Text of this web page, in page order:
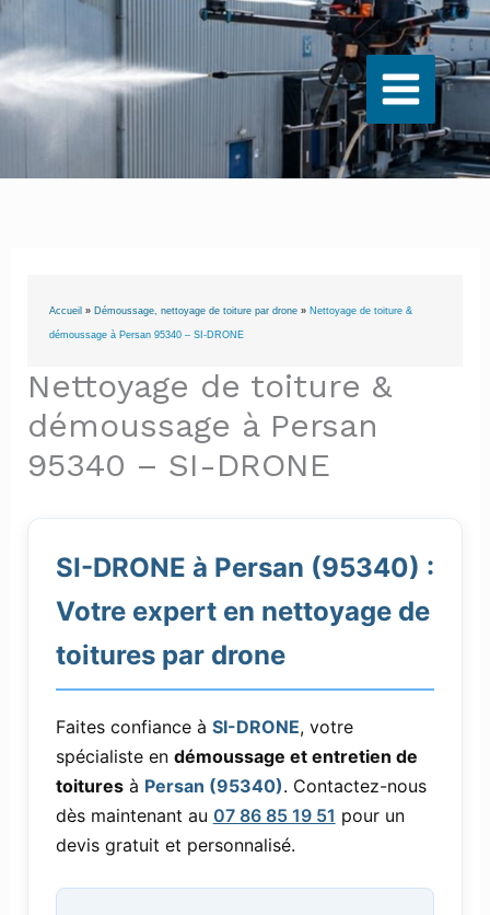
Aller
au
contenu
Accueil » Démoussage, nettoyage de toiture par drone» Nettoyage de toiture &
démoussage à Persan 95340 – SI-DRONE
Nettoyage de toiture &
démoussage à Persan
95340 – SI-DRONE
SI-DRONE à Persan (95340) :
Votre expert en nettoyage de
toitures par drone
Faites confiance à SI-DRONE, votre
spécialiste en démoussage et entretien de
toituresà Persan (95340). Contactez-nous
dès maintenant au 07 86 85 19 51 pour un
devis gratuit et personnalisé.